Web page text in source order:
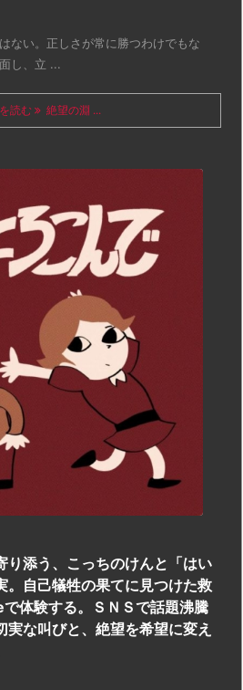
ない。正しさが常に勝つわけでもな
し、立 ...
読む 絶望の淵 ...
り添う、こっちのけんと「はい
。自己犠牲の果てに見つけた救
体験する。ＳＮＳで話題沸騰
実な叫びと、絶望を希望に変え